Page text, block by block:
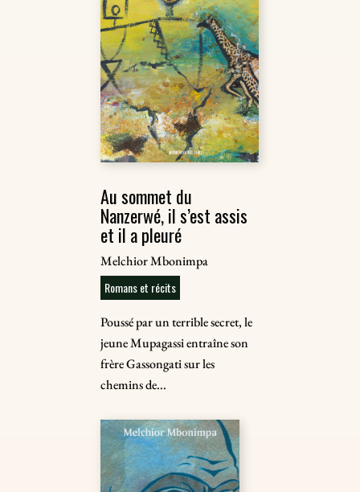
Au sommet du
Nanzerwé, il s’est assis
et il a pleuré
Melchior Mbonimpa
Romans et récits
Poussé par un terrible secret, le
jeune Mupagassi entraîne son
frère Gassongati sur les
chemins de...